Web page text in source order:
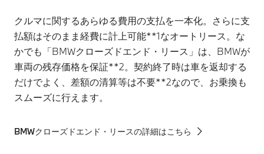
クルマに関するあらゆる費用の支払を一本化。さらに支
払額はそのまま経費に計上可能**1なオートリース。な
かでも「BMWクローズドエンド・リース」は、BMWが
車両の残存価格を保証**2。契約終了時は車を返却する
だけでよく、差額の清算等は不要**2なので、お乗換も
スムーズに行えます。
BMWクローズドエンド・リースの詳細はこちら